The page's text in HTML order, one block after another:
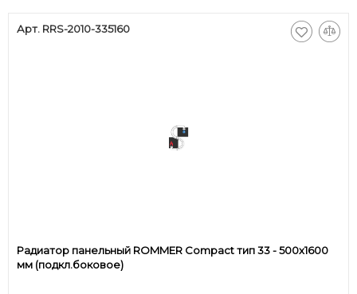
Арт. RRS-2010-335160
Радиатор панельный ROMMER Compact тип 33 - 500x1600
мм (подкл.боковое)